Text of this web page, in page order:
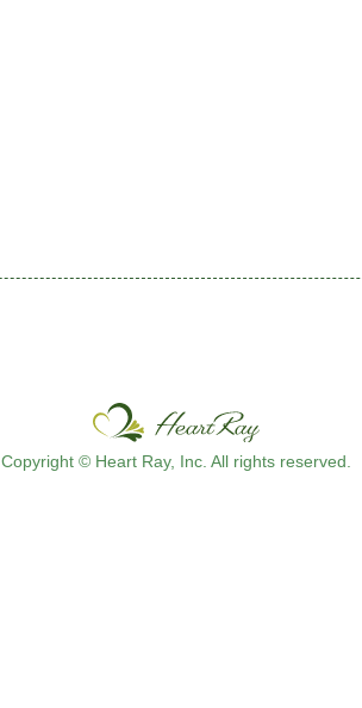
Copyright © Heart Ray, Inc. All rights reserved.